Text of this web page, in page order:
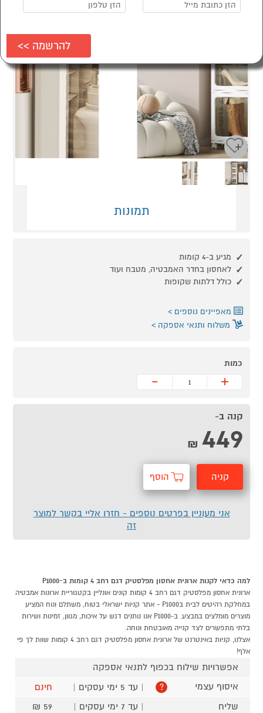
תמונות
מגיע ב-4 קומות
לאחסון בחדר האמבטיה, מטבח ועוד
כולל דלתות שקופות
מאפיינים נוספים
משלוח ותנאי אספקה
כמות
+
-
קנה ב-
449
₪
קניה הוסף
אני מעוניין בפרטים נוספים - חזרו אליי בקשר למוצר
זה
למה כדאי לקנות ארונית אחסון מפלסטיק דגם רחב 4 קומות ב-P1000
ארונית אחסון מפלסטיק דגם רחב 4 קומות קונים אונליין בקטגוריית ארונות אמבטיה
במחלקת רהיטים לבית בP1000 - אתר קניות ישראלי בטוח, משתלם ונוח המציע
מוצרים מומלצים במבצע. ב-P1000 אנו נותנים דגש על איכות, מגוון, זמינות ושירות
בלתי מתפשרים לצד קנייה מאובטחת ונוחה.
אצלנו, קניות באינטרנט של ארונית אחסון מפלסטיק דגם רחב 4 קומות שוות לך פי
אלף!
אפשרויות שילוח בכפוף לתנאי אספקה
איסוף עצמי
? | עד 5 ימי עסקים |
חינם
שליח
| עד 7 ימי עסקים |
59 ₪